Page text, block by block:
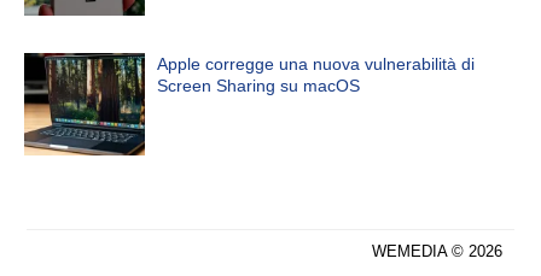
Apple corregge una nuova vulnerabilità di
Screen Sharing su macOS
WEMEDIA © 2026